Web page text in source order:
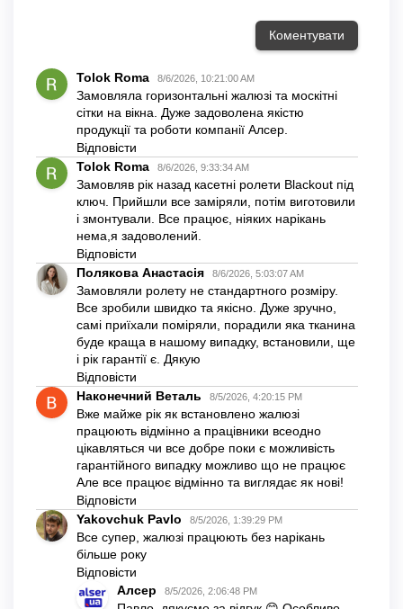
Спиртом знежирити місце кріплення ролети.
Прикладіть горизонтально конструкцію з валом та
зробіть відповідні відмітки.
З’єднайте між собою насадки приклеювання з
кронштейнами.
З двостороннього скотчу зніміть захисну плівку на
насадках для кріплення.
Щільно приклейте насадки з кронштейнами у
відмічені місця.
Вставте вал штори в кронштейни (до характерного
звуку клацання).
Перевірте роботу підйомного механізму та
відрегулюйте крайнє положення тканини.
Розглянемо монтаж закритого типу
тільки на віконну раму):
Направляючу прикладіть до віконної рами та зробіть
відмітки верхнього краю.
Зафіксуйте короб на липкій основі.
За допомогою саморізів встановіть короб на віконну
раму.
Встановіть направляючі, зафіксувавши їх на липкій
основі по периметру рами.